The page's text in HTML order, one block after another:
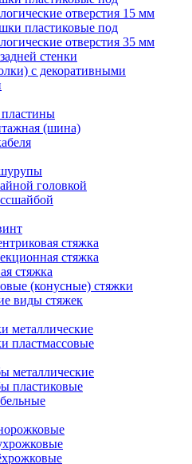
отверстия 15 мм
пластиковые под
отверстия 35 мм
стенки
с декоративными
(шина)
головкой
стяжка
стяжка
стяжка
(конусные) стяжки
виды стяжек
металлические
пластмассовые
металлические
пластиковые